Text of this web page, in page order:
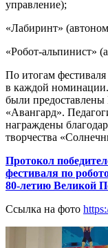
управление);
«Лабиринт»
«Робот-альпинист»
По итогам
в каждой
были
«Авангард».
награждены
творчества
Протокол
фестиваля по
80-летию Великой
Ссылка на фото